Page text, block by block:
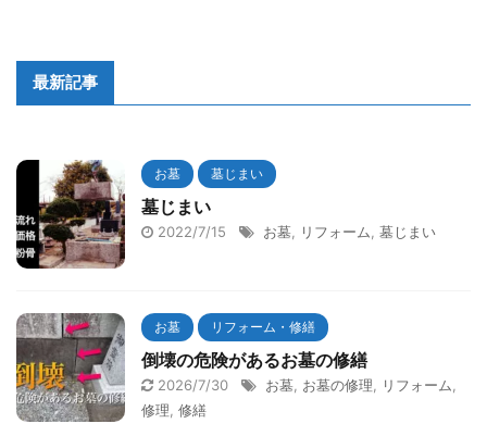
最新記事
お墓 墓じまい
墓じまい
2022/7/15 お墓 リフォーム 墓じまい
お墓 リフォーム・修繕
倒壊の危険があるお墓の修繕
2026/7/30 お墓 お墓の修理 リフォーム
修理 修繕